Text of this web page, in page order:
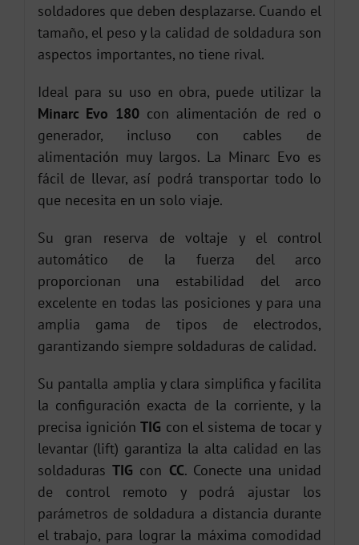
soldadores que deben desplazarse. Cuando el
tamaño, el peso y la calidad de soldadura son
aspectos importantes, no tiene rival.
Ideal para su uso en obra, puede utilizar la
Minarc Evo 180 con alimentación de red o
generador, incluso con cables de
alimentación muy largos. La Minarc Evo es
fácil de llevar, así podrá transportar todo lo
que necesita en un solo viaje.
Su gran reserva de voltaje y el control
automático de la fuerza del arco
proporcionan una estabilidad del arco
excelente en todas las posiciones y para una
amplia gama de tipos de electrodos,
garantizando siempre soldaduras de calidad.
Su pantalla amplia y clara simplifica y facilita
la configuración exacta de la corriente, y la
precisa igniciónTIG con el sistema de tocar y
levantar (lift) garantiza la alta calidad en las
soldaduras TIG con CC. Conecte una unidad
de control remoto y podrá ajustar los
parámetros de soldadura a distancia durante
el trabajo, para lograr la máxima comodidad